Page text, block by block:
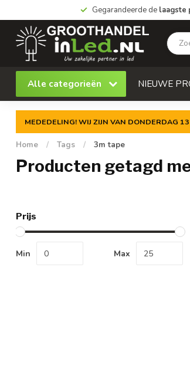
Gegarandeerde de laagste
Alle categorieën NIEUWE
MEDEDELING! WIJ ZIJN VAN DONDERDAG
Home / Tags / 3m tape
Producten getagd
Prijs
Min Max